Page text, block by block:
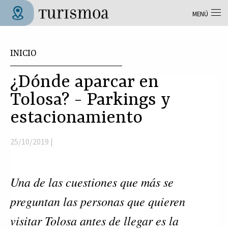
Pasar al contenido principal
INICIO
¿Dónde aparcar en
Tolosa? - Parkings y
estacionamiento
25/10/2019 |
Una de las cuestiones que más se
preguntan las personas que quieren
visitar Tolosa antes de llegar es la
MENÚ